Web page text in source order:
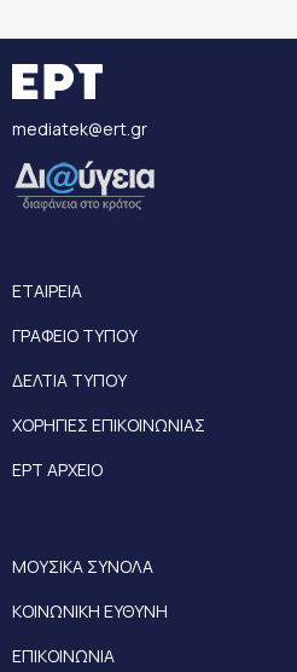
mediatek@ert.gr
ΕΤΑΙΡΕΙΑ
ΓΡΑΦΕΙΟ ΤΥΠΟΥ
ΔΕΛΤΙΑ ΤΥΠΟΥ
ΧΟΡΗΓΙΕΣ ΕΠΙΚΟΙΝΩΝΙΑΣ
ΕΡΤ ΑΡΧΕΙΟ
ΜΟΥΣΙΚΑ ΣΥΝΟΛΑ
ΚΟΙΝΩΝΙΚΗ ΕΥΘΥΝΗ
ΕΠΙΚΟΙΝΩΝΙΑ